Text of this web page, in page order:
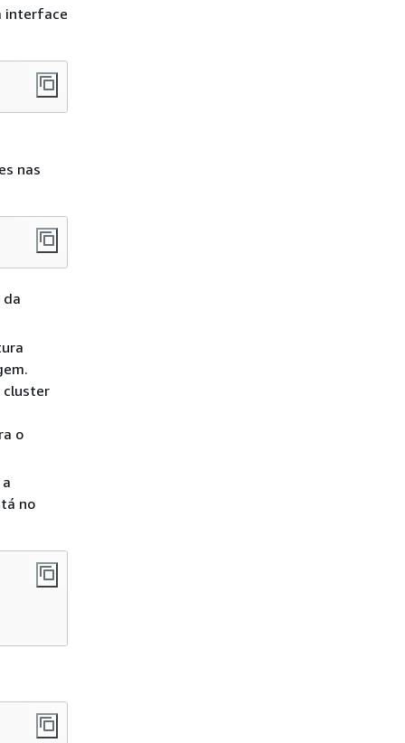
interface
nas
da
cluster
o
no